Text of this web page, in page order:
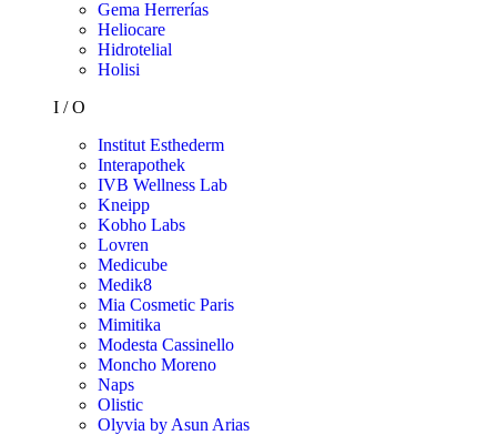
Gema Herrerías
Heliocare
Hidrotelial
Holisi
I / O
Institut Esthederm
Interapothek
IVB Wellness Lab
Kneipp
Kobho Labs
Lovren
Medicube
Medik8
Mia Cosmetic Paris
Mimitika
Modesta Cassinello
Moncho Moreno
Naps
Olistic
Olyvia by Asun Arias